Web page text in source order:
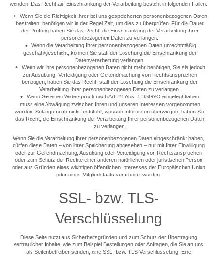
wenden. Das Recht auf Einschränkung der Verarbeitung besteht in folgenden Fällen:
Wenn Sie die Richtigkeit Ihrer bei uns gespeicherten personenbezogenen Daten
bestreiten, benötigen wir in der Regel Zeit, um dies zu überprüfen. Für die Dauer
der Prüfung haben Sie das Recht, die Einschränkung der Verarbeitung Ihrer
personenbezogenen Daten zu verlangen.
Wenn die Verarbeitung Ihrer personenbezogenen Daten unrechtmäßig
geschah/geschieht, können Sie statt der Löschung die Einschränkung der
Datenverarbeitung verlangen.
Wenn wir Ihre personenbezogenen Daten nicht mehr benötigen, Sie sie jedoch
zur Ausübung, Verteidigung oder Geltendmachung von Rechtsansprüchen
benötigen, haben Sie das Recht, statt der Löschung die Einschränkung der
Verarbeitung Ihrer personenbezogenen Daten zu verlangen.
Wenn Sie einen Widerspruch nach Art. 21 Abs. 1 DSGVO eingelegt haben,
muss eine Abwägung zwischen Ihren und unseren Interessen vorgenommen
werden. Solange noch nicht feststeht, wessen Interessen überwiegen, haben Sie
das Recht, die Einschränkung der Verarbeitung Ihrer personenbezogenen Daten
zu verlangen.
Wenn Sie die Verarbeitung Ihrer personenbezogenen Daten eingeschränkt haben,
dürfen diese Daten – von ihrer Speicherung abgesehen – nur mit Ihrer Einwilligung
oder zur Geltendmachung, Ausübung oder Verteidigung von Rechtsansprüchen
oder zum Schutz der Rechte einer anderen natürlichen oder juristischen Person
oder aus Gründen eines wichtigen öffentlichen Interesses der Europäischen Union
oder eines Mitgliedstaats verarbeitet werden.
SSL- bzw. TLS-
Verschlüsselung
Diese Seite nutzt aus Sicherheitsgründen und zum Schutz der Übertragung
vertraulicher Inhalte, wie zum Beispiel Bestellungen oder Anfragen, die Sie an uns
als Seitenbetreiber senden, eine SSL- bzw. TLS-Verschlüsselung. Eine